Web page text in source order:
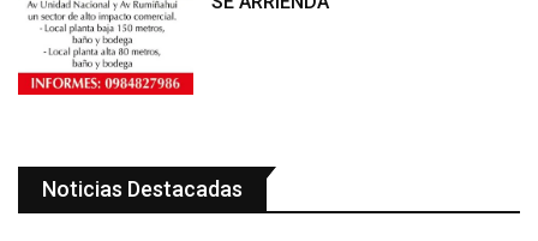
Noticias Destacadas